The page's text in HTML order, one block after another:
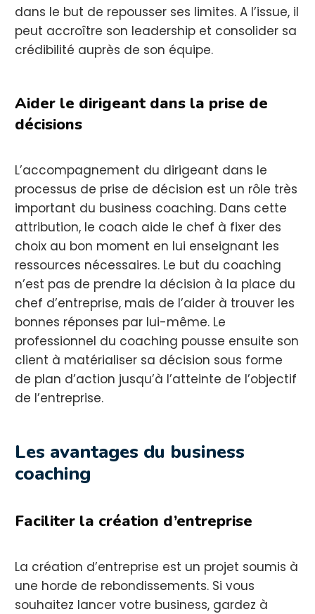
dans le but de repousser ses limites. A l’issue, il
peut accroître son leadership et consolider sa
crédibilité auprès de son équipe.
Aider le dirigeant dans la prise de
décisions
L’accompagnement du dirigeant dans le
processus de prise de décision est un rôle très
important du business coaching. Dans cette
attribution, le coach aide le chef à fixer des
choix au bon moment en lui enseignant les
ressources nécessaires. Le but du coaching
n’est pas de prendre la décision à la place du
chef d’entreprise, mais de l’aider à trouver les
bonnes réponses par lui-même. Le
professionnel du coaching pousse ensuite son
client à matérialiser sa décision sous forme
de plan d’action jusqu’à l’atteinte de l’objectif
de l’entreprise.
Les avantages du business
coaching
Faciliter la création d’entreprise
La création d’entreprise est un projet soumis à
une horde de rebondissements. Si vous
souhaitez lancer votre business, gardez à